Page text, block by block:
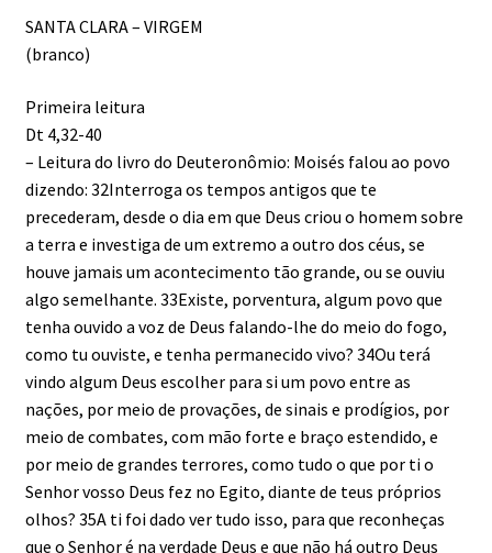
Pedidos de oração, testemunho ou música
SANTA CLARA – VIRGEM
(branco)
Primeira leitura
Dt 4,32-40
– Leitura do livro do Deuteronômio: Moisés falou ao povo
dizendo: 32Interroga os tempos antigos que te
precederam, desde o dia em que Deus criou o homem sobre
a terra e investiga de um extremo a outro dos céus, se
houve jamais um acontecimento tão grande, ou se ouviu
algo semelhante. 33Existe, porventura, algum povo que
tenha ouvido a voz de Deus falando-lhe do meio do fogo,
como tu ouviste, e tenha permanecido vivo? 34Ou terá
vindo algum Deus escolher para si um povo entre as
nações, por meio de provações, de sinais e prodígios, por
meio de combates, com mão forte e braço estendido, e
por meio de grandes terrores, como tudo o que por ti o
Senhor vosso Deus fez no Egito, diante de teus próprios
olhos? 35A ti foi dado ver tudo isso, para que reconheças
que o Senhor é na verdade Deus e que não há outro Deus